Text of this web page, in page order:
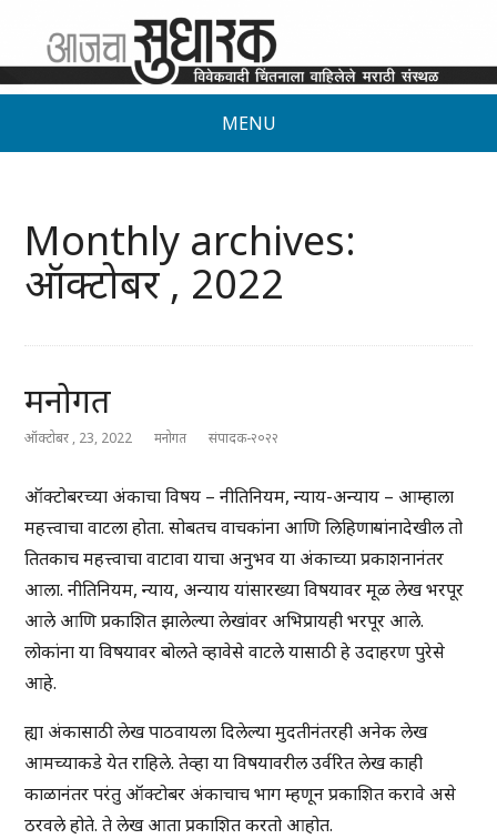
MENU
Monthly archives:
ऑक्टोबर , 2022
मनोगत
ऑक्टोबर , 23, 2022 मनोगत संपादक-२०२२
ऑक्टोबरच्या अंकाचा विषय – नीतिनियम, न्याय-अन्याय – आम्हाला
महत्त्वाचा वाटला होता. सोबतच वाचकांना आणि लिहिणाऱ्यांनादेखील तो
तितकाच महत्त्वाचा वाटावा याचा अनुभव या अंकाच्या प्रकाशनानंतर
आला. नीतिनियम, न्याय, अन्याय यांसारख्या विषयावर मूळ लेख भरपूर
आले आणि प्रकाशित झालेल्या लेखांवर अभिप्रायही भरपूर आले.
लोकांना या विषयावर बोलते व्हावेसे वाटले यासाठी हे उदाहरण पुरेसे
आहे.
ह्या अंकासाठी लेख पाठवायला दिलेल्या मुदतीनंतरही अनेक लेख
आमच्याकडे येत राहिले. तेव्हा या विषयावरील उर्वरित लेख काही
काळानंतर परंतु ऑक्टोबर अंकाचाच भाग म्हणून प्रकाशित करावे असे
ठरवले होते. ते लेख आता प्रकाशित करतो आहोत.